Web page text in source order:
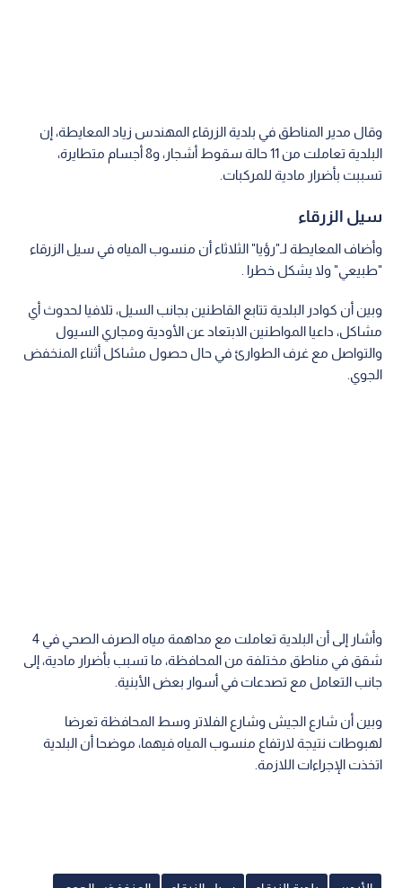
وقال مدير المناطق في بلدية الزرقاء المهندس زياد المعايطة، إن
البلدية تعاملت من 11 حالة سقوط أشجار، و8 أجسام متطايرة،
تسببت بأضرار مادية للمركبات.
سيل الزرقاء
وأضاف المعايطة لـ"رؤيا" الثلاثاء أن منسوب المياه في سيل الزرقاء
"طبيعي" ولا يشكل خطرا .
وبين أن كوادر البلدية تتابع القاطنين بجانب السيل، تلافيا لحدوث أي
مشاكل، داعيا المواطنين الابتعاد عن الأودية ومجاري السيول
والتواصل مع غرف الطوارئ في حال حصول مشاكل أثناء المنخفض
الجوي.
وأشار إلى أن البلدية تعاملت مع مداهمة مياه الصرف الصحي في 4
شقق في مناطق مختلفة من المحافظة، ما تسبب بأضرار مادية، إلى
جانب التعامل مع تصدعات في أسوار بعض الأبنية.
وبين أن شارع الجيش وشارع الفلاتر وسط المحافظة تعرضا
لهبوطات نتيجة لارتفاع منسوب المياه فيهما، موضحا أن البلدية
اتخذت الإجراءات اللازمة.